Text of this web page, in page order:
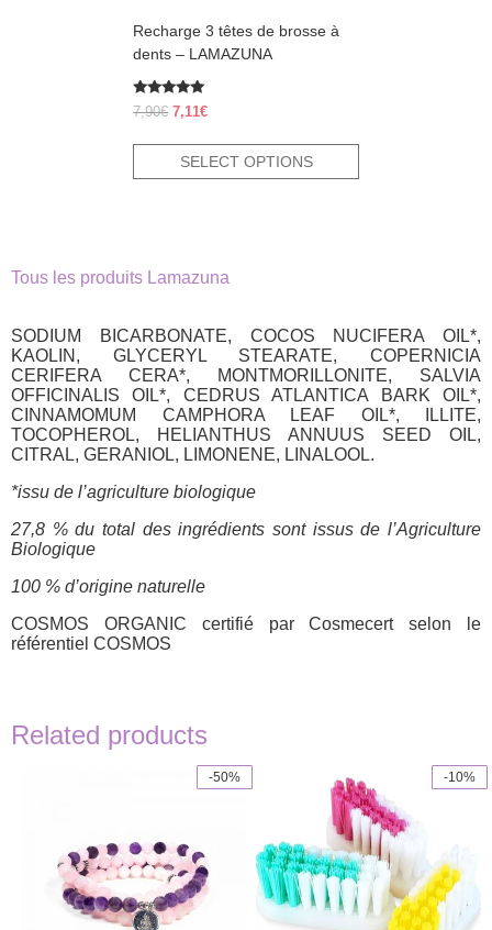
Recharge 3 têtes de brosse à
dents – LAMAZUNA
Rated
5.00
7,90€ Original
7,11€Current
SELECT OPTIONS
page
Tous les produits Lamazuna
SODIUM BICARBONATE, COCOS NUCIFERA OIL*,
KAOLIN, GLYCERYL STEARATE, COPERNICIA
CERIFERA CERA*, MONTMORILLONITE, SALVIA
OFFICINALIS OIL*, CEDRUS ATLANTICA BARK OIL*,
CINNAMOMUM CAMPHORA LEAF OIL*, ILLITE,
TOCOPHEROL, HELIANTHUS ANNUUS SEED OIL,
CITRAL, GERANIOL, LIMONENE, LINALOOL.
*issu de l’agriculture biologique
27,8 % du total des ingrédients sont issus de l’Agriculture
Biologique
100 % d’origine naturelle
COSMOS ORGANIC certifié par Cosmecert selon le
référentiel COSMOS
Related products
-50% -10%
multiple
variants.
The
options
may